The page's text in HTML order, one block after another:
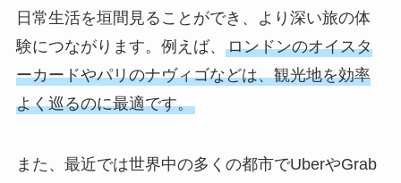
日常生活を垣間見ることができ、より深い旅の体
験につながります。例えば、 ロンドンのオイスタ
ーカードやパリのナヴィゴなどは、観光地を効率
よく巡るのに最適です。
また、最近では世界中の多くの都市でUberやGrab